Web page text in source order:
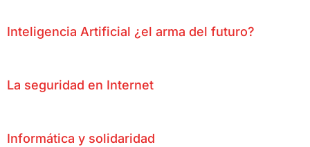
Inteligencia Artificial ¿el arma del futuro?
La seguridad en Internet
Informática y solidaridad